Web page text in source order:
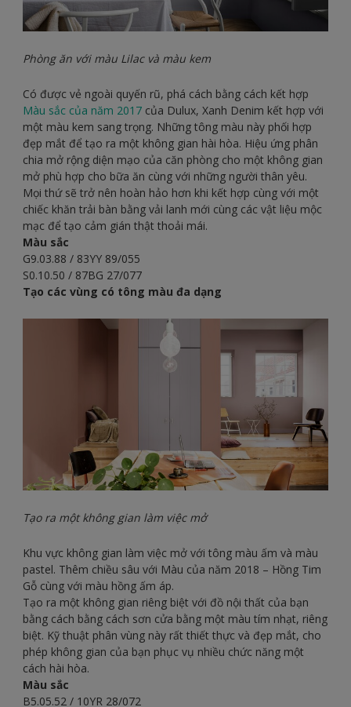
Phòng ăn với màu Lilac và màu kem
Có được vẻ ngoài quyến rũ, phá cách bằng cách kết hợp
Màu sắc của năm 2017 của Dulux, Xanh Denim kết hợp với
một màu kem sang trọng. Những tông màu này phối hợp
đẹp mắt để tạo ra một không gian hài hòa. Hiệu ứng phân
chia mở rộng diện mạo của căn phòng cho một không gian
mở phù hợp cho bữa ăn cùng với những người thân yêu.
Mọi thứ sẽ trở nên hoàn hảo hơn khi kết hợp cùng với một
chiếc khăn trải bàn bằng vải lanh mới cùng các vật liệu mộc
mạc để tạo cảm gián thật thoải mái.
Màu sắc
G9.03.88 / 83YY 89/055
S0.10.50 / 87BG 27/077
Tạo các vùng có tông màu đa dạng
Tạo ra một không gian làm việc mở
Khu vực không gian làm việc mở với tông màu ấm và màu
pastel. Thêm chiều sâu với Màu của năm 2018 – Hồng Tim
Gỗ cùng với màu hồng ấm áp.
Tạo ra một không gian riêng biệt với đồ nội thất của bạn
bằng cách bằng cách sơn cửa bằng một màu tím nhạt, riêng
biệt. Kỹ thuật phân vùng này rất thiết thực và đẹp mắt, cho
phép không gian của bạn phục vụ nhiều chức năng một
cách hài hòa.
Màu sắc
B5.05.52 / 10YR 28/072